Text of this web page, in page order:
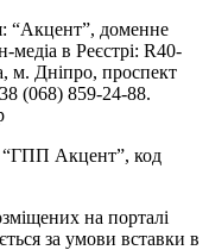
“Акцент”, доменне
медіа в Реєстрі: R40-
м. Дніпро, проспект
(068) 859-24-88.
“ГПП Акцент”, код
на порталі
за умови вставки в